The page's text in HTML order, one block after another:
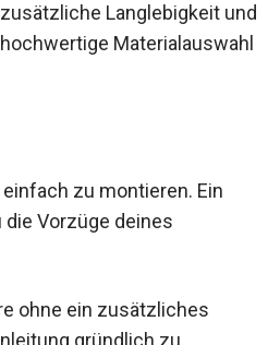
Langlebigkeit und
Materialauswahl
zu montieren. Ein
Vorzüge deines
ohne ein zusätzliches